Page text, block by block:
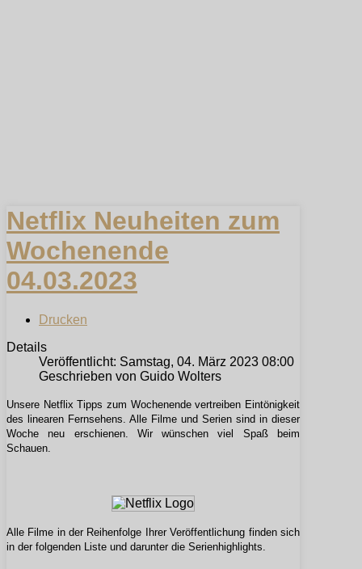
Netflix Neuheiten zum
Wochenende
04.03.2023
Drucken
Details
Veröffentlicht: Samstag, 04. März 2023 08:00
Geschrieben von Guido Wolters
Unsere Netflix Tipps zum Wochenende vertreiben Eintönigkeit
des linearen Fernsehens. Alle Filme und Serien sind in dieser
Woche neu erschienen. Wir wünschen viel Spaß beim
Schauen.
Alle Filme in der Reihenfolge Ihrer Veröffentlichung finden sich
in der folgenden Liste und darunter die Serienhighlights.